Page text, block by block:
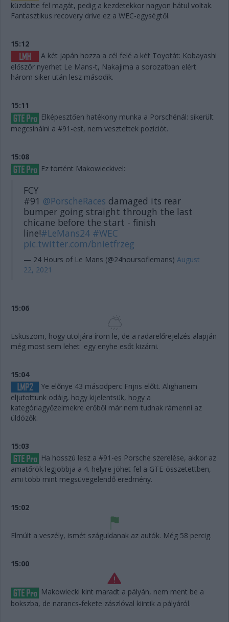
küzdötte fel magát, pedig a kezdetekkor nagyon hátul voltak.
Fantasztikus recovery drive ez a WEC-egységtől.
15:12
A két japán hozza a cél felé a két Toyotát: Kobayashi
először nyerhet Le Mans-t, Nakajima a sorozatban elért
három siker után lesz második.
15:11
Elképesztően hatékony munka a Porschénál: sikerült
megcsinálni a #91-est, nem vesztettek pozíciót.
15:08
Ez történt Makowieckivel:
FCY
#91 @PorscheRaces damaged its rear
bumper going straight through the last
chicane before the start - finish
line!#LeMans24 #WEC
pic.twitter.com/bnietfrzeg
— 24 Hours of Le Mans (@24hoursoflemans) August
22, 2021
15:06
Esküszöm, hogy utoljára írom le, de a radarelőrejelzés alapján
még most sem lehet egy enyhe esőt kizárni.
15:04
Ye előnye 43 másodperc Frijns előtt. Alighanem
eljutottunk odáig, hogy kijelentsük, hogy a
kategóriagyőzelmekre erőből már nem tudnak rámenni az
üldözők.
15:03
Ha hosszú lesz a #91-es Porsche szerelése, akkor az
amatőrök legjobbja a 4. helyre jöhet fel a GTE-összetettben,
ami több mint megsüvegelendő eredmény.
15:02
Elmúlt a veszély, ismét száguldanak az autók. Még 58 percig.
15:00
Makowiecki kint maradt a pályán, nem ment be a
bokszba, de narancs-fekete zászlóval kiintik a pályáról.